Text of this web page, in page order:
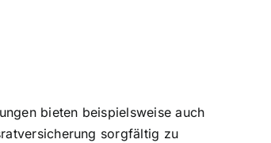
bieten beispielsweise auch
sorgfältig zu